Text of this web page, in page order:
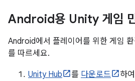
Android용 Unity 게임
Android에서 플레이어를 위한 게임
를 따르세요.
Unity Hub 를 다운로드
하